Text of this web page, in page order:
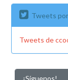
Tweets
Tweets de
¡Síguenos!